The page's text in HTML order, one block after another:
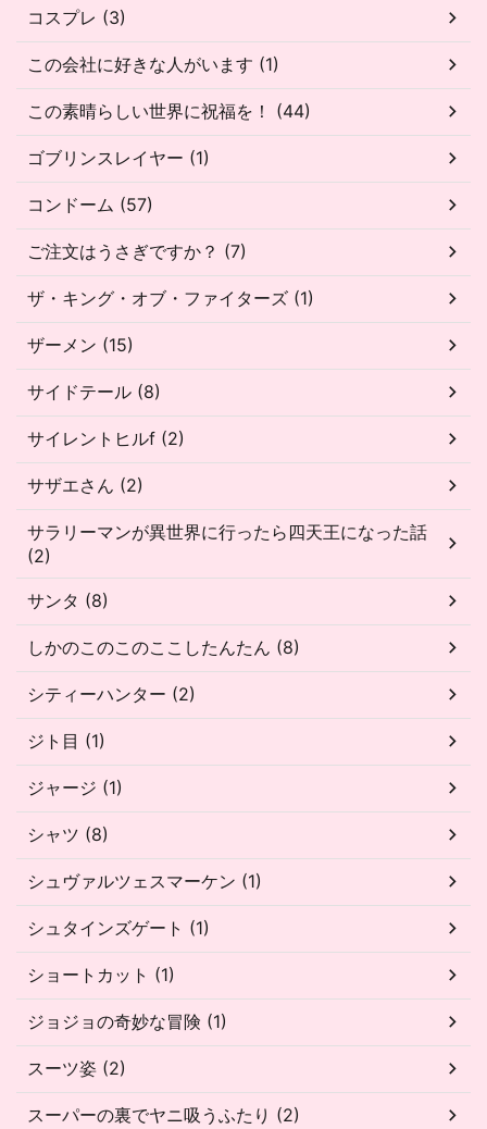
コスプレ (3)
この会社に好きな人がいます (1)
この素晴らしい世界に祝福を！ (44)
ゴブリンスレイヤー (1)
コンドーム (57)
ご注文はうさぎですか？ (7)
ザ・キング・オブ・ファイターズ (1)
ザーメン (15)
サイドテール (8)
サイレントヒルf (2)
サザエさん (2)
サラリーマンが異世界に行ったら四天王になった話
(2)
サンタ (8)
しかのこのこのここしたんたん (8)
シティーハンター (2)
ジト目 (1)
ジャージ (1)
シャツ (8)
シュヴァルツェスマーケン (1)
シュタインズゲート (1)
ショートカット (1)
ジョジョの奇妙な冒険 (1)
スーツ姿 (2)
スーパーの裏でヤニ吸うふたり (2)